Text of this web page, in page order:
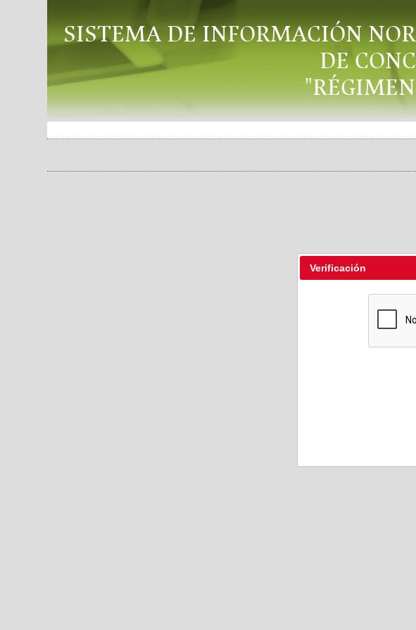
SISTEMA DE INFORMACIÓN
DE
Verificación